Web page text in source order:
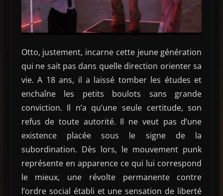
Otto, justement, incarne cette jeune génération
qui ne sait pas dans quelle direction orienter sa
vie. A 18 ans, il a laissé tomber les études et
enchaîne les petits boulots sans grande
conviction. Il n’a qu’une seule certitude, son
refus de toute autorité. Il ne veut pas d’une
existence placée sous le signe de la
subordination. Dès lors, le mouvement punk
représente en apparence ce qui lui correspond
le mieux, une révolte permanente contre
l’ordre social établi et une sensation de liberté